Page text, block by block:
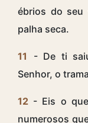
ébrios do seu
palha seca.
11
- De ti
Senhor, o
12 - Eis o
numerosos